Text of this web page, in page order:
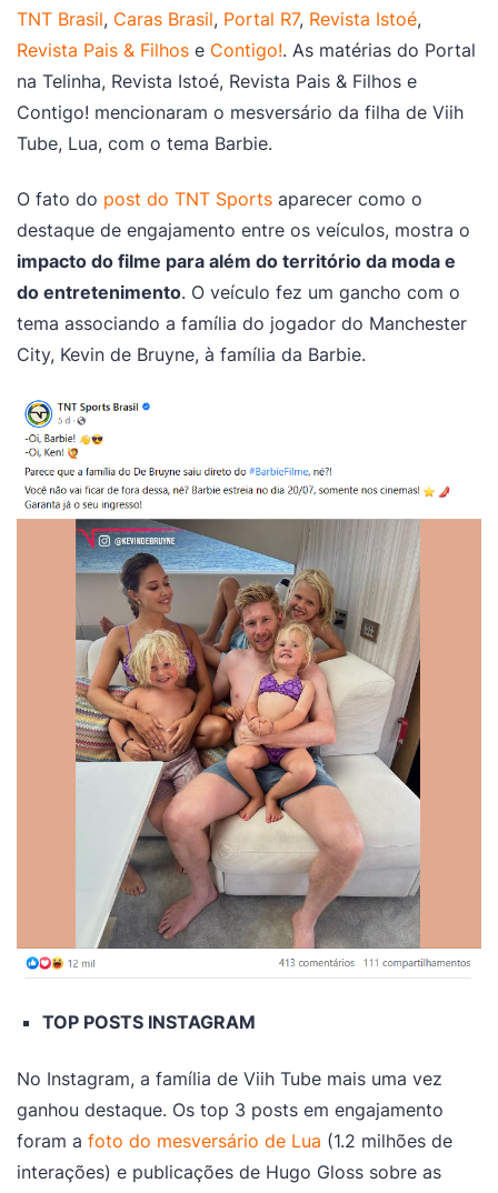
TNT Brasil, Caras Brasil, Portal R7, Revista Istoé,
Revista Pais & Filhos e Contigo!. As matérias do Portal
na Telinha, Revista Istoé, Revista Pais & Filhos e
Contigo! mencionaram o mesversário da filha de Viih
Tube, Lua, com o tema Barbie.
O fato do post do TNT Sports aparecer como o
destaque de engajamento entre os veículos, mostra o
impacto do filme para além do território da moda e
do entretenimento. O veículo fez um gancho com o
tema associando a família do jogador do Manchester
City, Kevin de Bruyne, à família da Barbie.
TOP POSTS INSTAGRAM
No Instagram, a família de Viih Tube mais uma vez
ganhou destaque. Os top 3 posts em engajamento
foram a foto do mesversário de Lua (1.2 milhões de
interações) e publicações de Hugo Gloss sobre as